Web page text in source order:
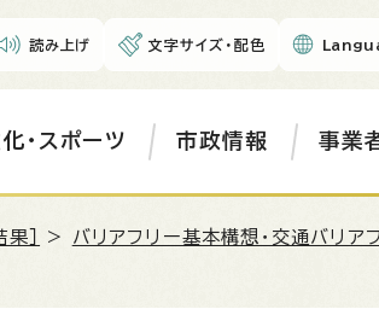
読み上げ 文字サイズ・配色
・スポーツ 市政情報 事業
］ > バリアフリー基本構想・交通バリア